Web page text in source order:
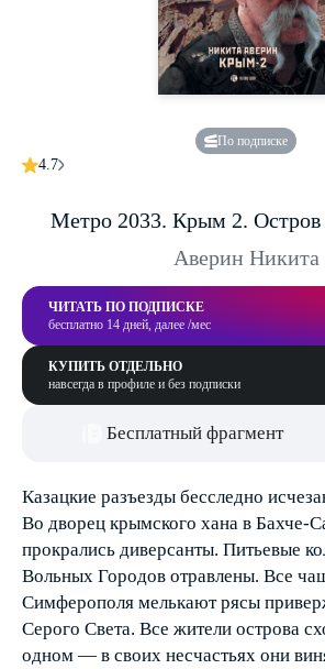
По подписке
4.7
Метро 2033. Крым 2. Остров
Аверин Никита
ЧИТАТЬ ПО ПОДПИСКЕ
бесплатно 14 дней, далее /мес
КУПИТЬ ОТДЕЛЬНО
навсегда в профиле и без подписки
Бесплатный фрагмент
Казацкие разъезды бесследно
Во дворец крымского хана в Бахче-
прокрались диверсанты. Питьевые
Вольных Городов отравлены. Все
Симферополя мелькают рясы
Серого Света. Все жители острова
одном — в своих несчастьях они